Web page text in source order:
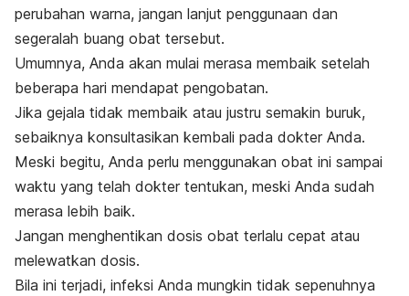
perubahan warna, jangan lanjut penggunaan dan
segeralah buang obat tersebut.
Umumnya, Anda akan mulai merasa membaik setelah
beberapa hari mendapat pengobatan.
Jika gejala tidak membaik atau justru semakin buruk,
sebaiknya konsultasikan kembali pada dokter Anda.
Meski begitu, Anda perlu menggunakan obat ini sampai
waktu yang telah dokter tentukan, meski Anda sudah
merasa lebih baik.
Jangan menghentikan dosis obat terlalu cepat atau
melewatkan dosis.
Bila ini terjadi, infeksi Anda mungkin tidak sepenuhnya